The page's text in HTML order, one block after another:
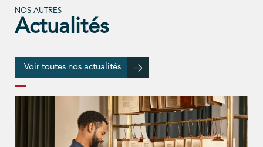
NOS AUTRES
Actualités
Voir toutes nos actualités